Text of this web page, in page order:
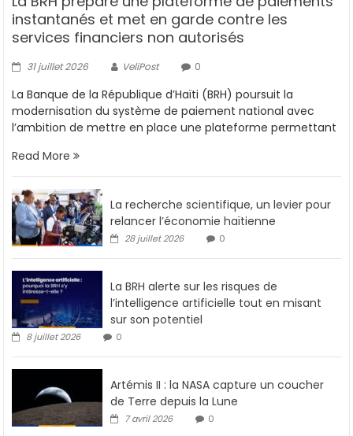
instantanés et met en garde contre les
services financiers non autorisés
31 juillet 2026 VeliPost 0
La Banque de la République d’Haïti (BRH) poursuit la
modernisation du système de paiement national avec
l’ambition de mettre en place une plateforme permettant
Read More
La recherche scientifique, un levier pour
relancer l’économie haïtienne
28 juillet 2026 0
La BRH alerte sur les risques de
l’intelligence artificielle tout en misant
sur son potentiel
8 juillet 2026 0
Artémis II : la NASA capture un coucher
de Terre depuis la Lune
7 avril 2026 0